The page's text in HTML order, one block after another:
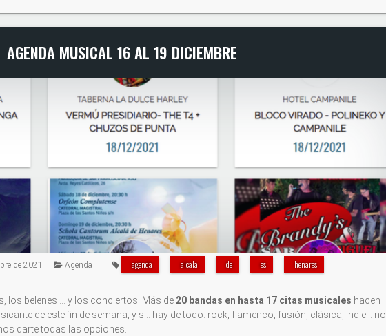
AGENDA MUSICAL 16 AL 19 DICIEMBRE
de 2021 Agenda agenda alcala de es henares
los belenes ... y los conciertos. Más de 20 bandas en hasta 17 citas musicales hacen
de este fin de semana, y si.. hay de todo: rock, flamenco, fusión, clásica, indie... no
darte todas las opciones.